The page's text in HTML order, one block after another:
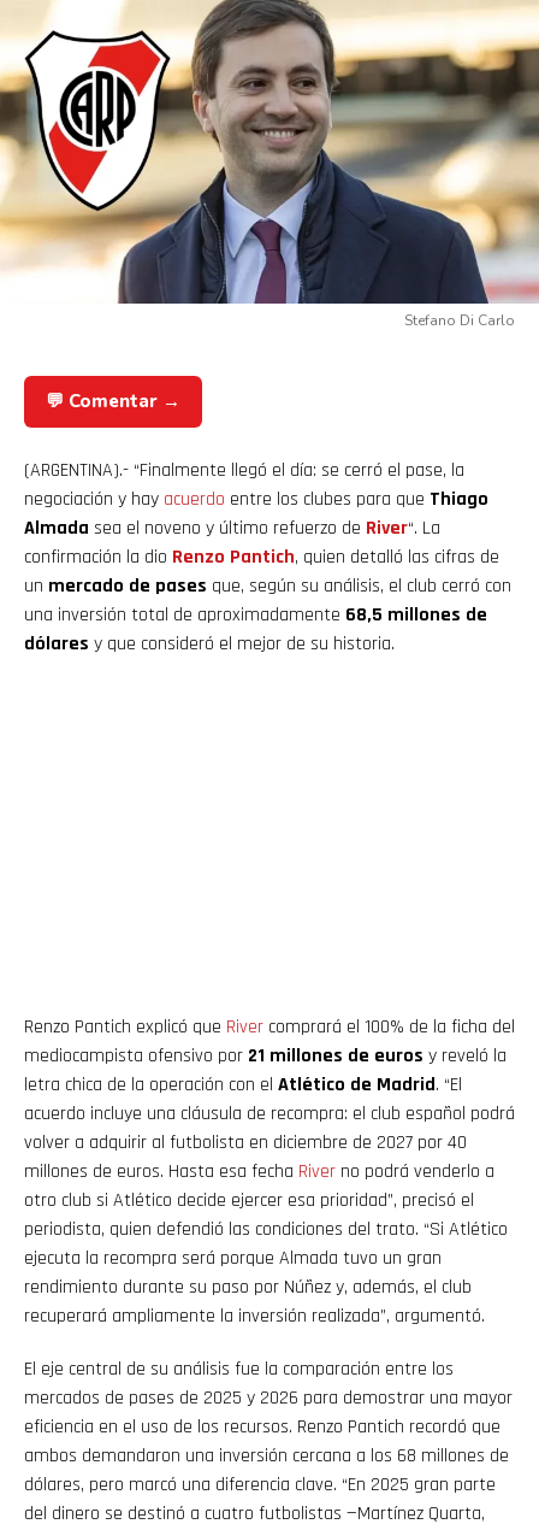
Stefano Di Carlo
💬 Comentar →
(ARGENTINA).- “Finalmente llegó el día: se cerró el pase, la
negociación y hay acuerdo entre los clubes para que Thiago
Almada sea el noveno y último refuerzo de River“. La
confirmación la dio Renzo Pantich, quien detalló las cifras de
un mercado de pases que, según su análisis, el club cerró con
una inversión total de aproximadamente 68,5 millones de
dólares y que consideró el mejor de su historia.
Renzo Pantich explicó que River comprará el 100% de la ficha del
mediocampista ofensivo por 21 millones de euros y reveló la
letra chica de la operación con el Atlético de Madrid. “El
acuerdo incluye una cláusula de recompra: el club español podrá
volver a adquirir al futbolista en diciembre de 2027 por 40
millones de euros. Hasta esa fecha River no podrá venderlo a
otro club si Atlético decide ejercer esa prioridad”, precisó el
periodista, quien defendió las condiciones del trato. “Si Atlético
ejecuta la recompra será porque Almada tuvo un gran
rendimiento durante su paso por Núñez y, además, el club
recuperará ampliamente la inversión realizada”, argumentó.
El eje central de su análisis fue la comparación entre los
mercados de pases de 2025 y 2026 para demostrar una mayor
eficiencia en el uso de los recursos. Renzo Pantich recordó que
ambos demandaron una inversión cercana a los 68 millones de
dólares, pero marcó una diferencia clave. “En 2025 gran parte
del dinero se destinó a cuatro futbolistas —Martínez Quarta,